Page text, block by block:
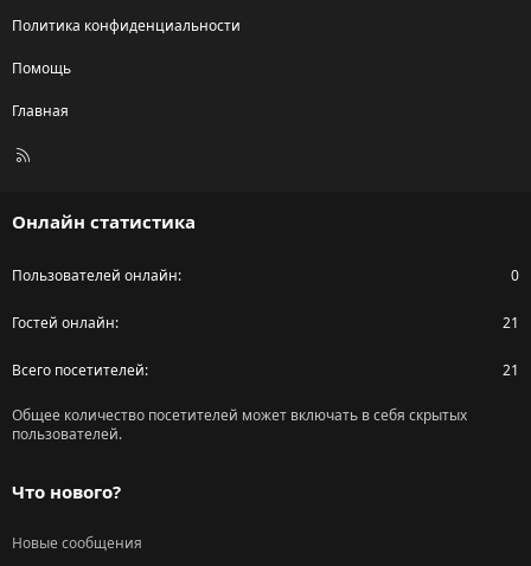
Политика конфиденциальности
Помощь
Главная
R
Онлайн статистика
Пользователей онлайн 0
Гостей онлайн 21
Всего посетителей 21
Общее количество посетителей может включать в себя скрытых
пользователей.
Что нового?
Новые сообщения